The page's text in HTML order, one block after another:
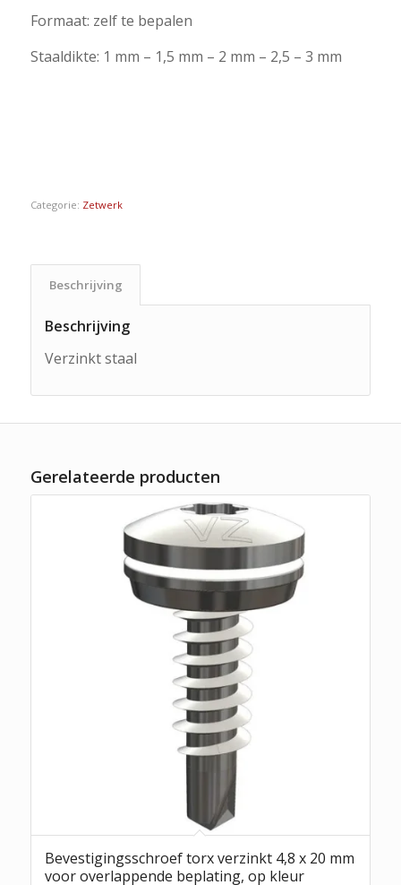
Formaat: zelf te bepalen
Staaldikte: 1 mm – 1,5 mm – 2 mm – 2,5 – 3 mm
Categorie: Zetwerk
Beschrijving
Beschrijving
Verzinkt staal
Gerelateerde producten
Bevestigingsschroef torx verzinkt 4,8 x 20 mm
voor overlappende beplating, op kleur